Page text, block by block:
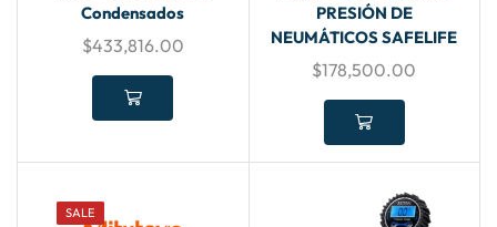
Condensados
$433,816.00
PRESIÓN DE
NEUMÁTICOS SAFELIFE
$178,500.00
SALE